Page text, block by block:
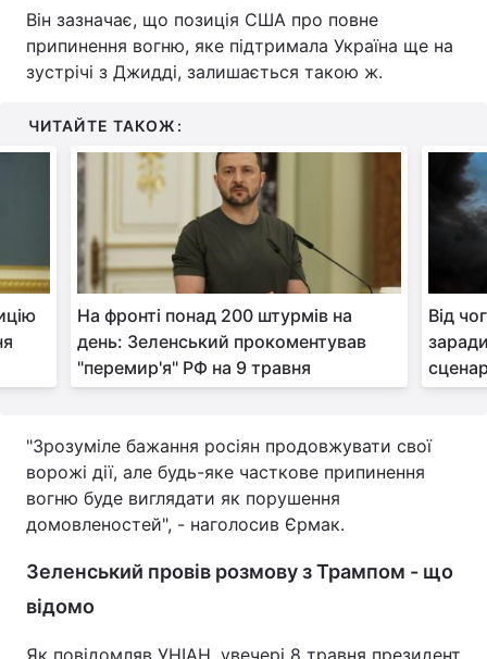
Він зазначає, що позиція США про повне
припинення вогню, яке підтримала Україна ще на
зустрічі з Джидді, залишається такою ж.
ЧИТАЙТЕ ТАКОЖ:
На фронті понад 200 штурмів на
день: Зеленський прокоментував
"перемир'я" РФ на 9 травня
Від
"Зрозуміле бажання росіян продовжувати свої
ворожі дії, але будь-яке часткове припинення
вогню буде виглядати як порушення
домовленостей", - наголосив Єрмак.
Зеленський провів розмову з Трампом - що
відомо
Як повідомляв УНІАН, увечері 8 травня президент